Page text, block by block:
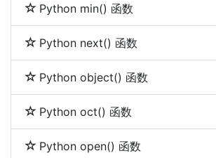
Python min() 函数
Python next() 函数
Python object() 函数
Python oct() 函数
Python open() 函数